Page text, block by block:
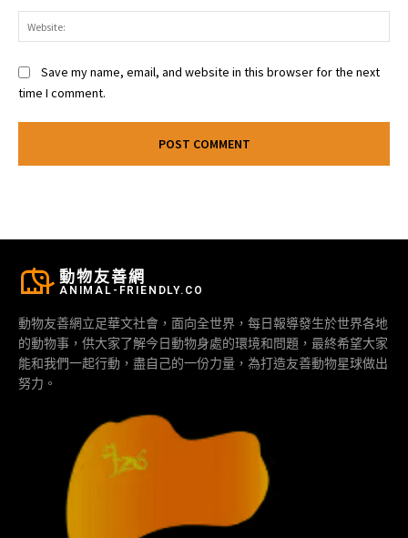
Save my name, email, and website in this browser for the next
time I comment.
動物友善網
ANIMAL-FRIENDLY.CO
動物友善網立足華文社會，面向全世界，每日報導發生於世界各地
的動物事，供大家了解今日動物身處的環境和問題，最終希望大家
能和我們一起行動，盡自己的一份力量，為打造友善動物星球做出
努力。